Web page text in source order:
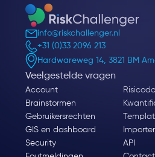
info@riskchallenger.nl
+31 (0)33 2096 213
Hardwareweg 14, 3821 BM
Veelgestelde vragen
Account
Brainstormen
Gebruikersrechten
GIS en dashboard
Security
API